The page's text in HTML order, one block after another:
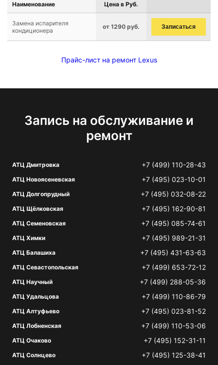
Наименование Цена в Руб.
Замена испарителя
кондиционера
от 1290 руб. Записаться
Прайс-лист на ремонт Lexus
Запись на обслуживание и
ремонт
АТЦ Дмитровка +7 (499) 110-28-43
АТЦ Новоясеневская +7 (495) 023-10-01
АТЦ Долгопрудный +7 (495) 032-08-22
АТЦ Щёлковская +7 (495) 162-90-81
АТЦ Семеновская +7 (495) 085-74-61
АТЦ Химки +7 (495) 989-21-31
АТЦ Балашиха +7 (495) 431-63-63
АТЦ Севастопольская +7 (499) 653-72-12
АТЦ Научный +7 (499) 288-05-36
АТЦ Удальцова +7 (499) 110-86-79
АТЦ Алтуфьево +7 (495) 023-81-52
АТЦ Лобненская +7 (499) 110-53-06
АТЦ Очаково +7 (495) 152-31-11
АТЦ Солнцево +7 (495) 125-38-41